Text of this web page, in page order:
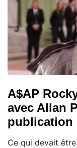
A$AP
avec Allan
publication
Ce qui devait